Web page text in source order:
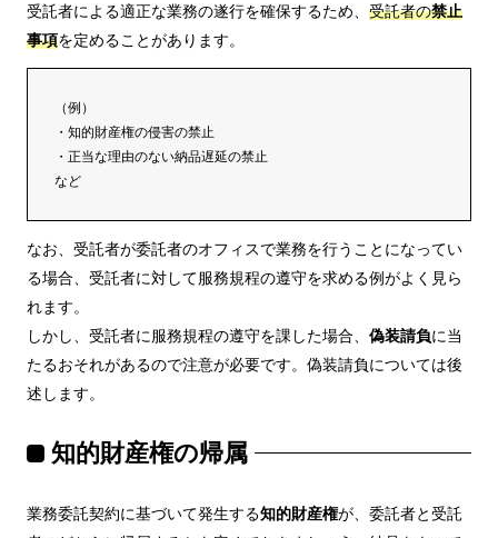
受託者による適正な業務の遂行を確保するため、 受託者の禁止
事項を定めることがあります。
（例）
・知的財産権の侵害の禁止
・正当な理由のない納品遅延の禁止
など
なお、受託者が委託者のオフィスで業務を行うことになってい
る場合、受託者に対して服務規程の遵守を求める例がよく見ら
れます。
しかし、受託者に服務規程の遵守を課した場合、 偽装請負に当
たるおそれがあるので注意が必要です。偽装請負については後
述します。
知的財産権の帰属
業務委託契約に基づいて発生する知的財産権が、委託者と受託